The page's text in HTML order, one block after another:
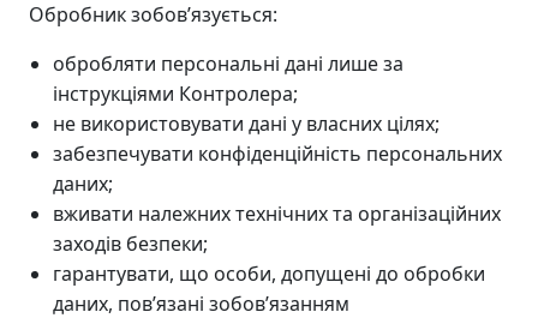
Обробник зобов’язується:
обробляти персональні дані лише за
інструкціями Контролера;
не використовувати дані у власних цілях;
забезпечувати конфіденційність персональних
даних;
вживати належних технічних та організаційних
заходів безпеки;
гарантувати, що особи, допущені до обробки
даних, пов’язані зобов’язанням